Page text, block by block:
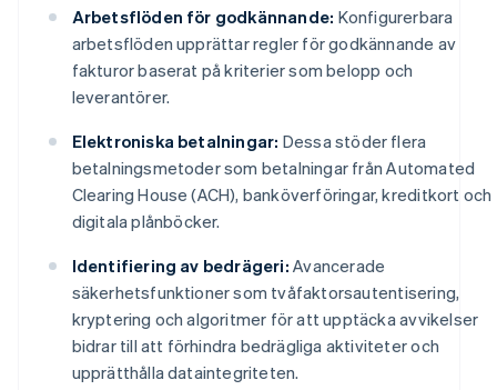
Arbetsflöden för godkännande: Konfigurerbara
arbetsflöden upprättar regler för godkännande av
fakturor baserat på kriterier som belopp och
leverantörer.
Elektroniska betalningar: Dessa stöder flera
betalningsmetoder som betalningar från Automated
Clearing House (ACH), banköverföringar, kreditkort och
digitala plånböcker.
Identifiering av bedrägeri: Avancerade
säkerhetsfunktioner som tvåfaktorsautentisering,
kryptering och algoritmer för att upptäcka avvikelser
bidrar till att förhindra bedrägliga aktiviteter och
upprätthålla dataintegriteten.